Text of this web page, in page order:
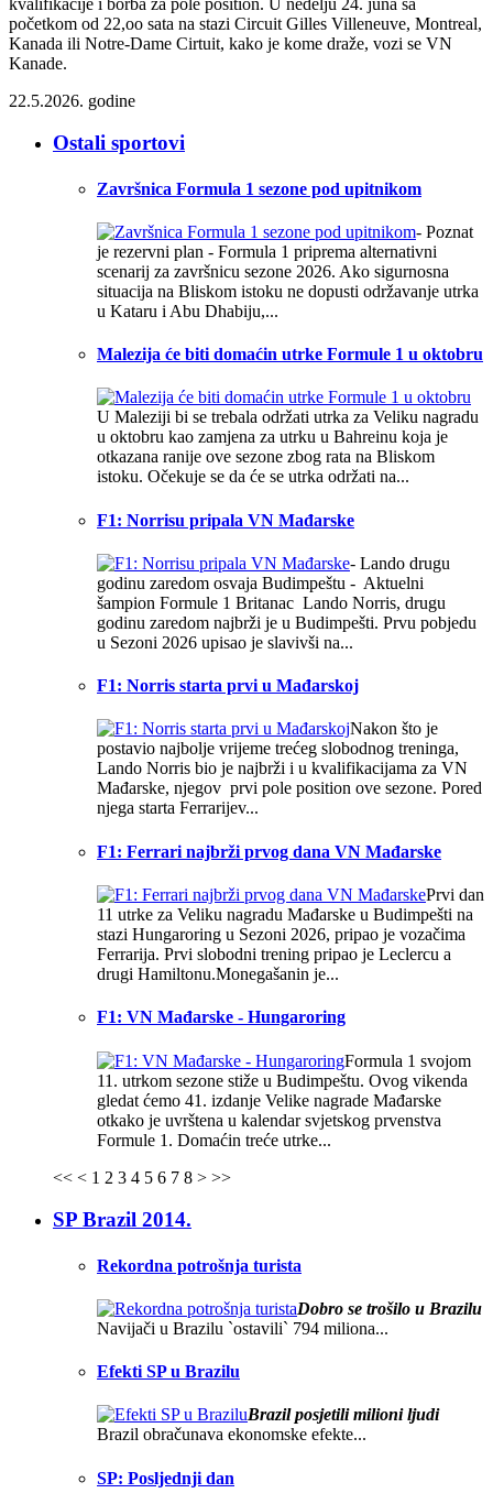
početkom od 22,oo sata na stazi Circuit Gilles Villeneuve, Montreal,
Kanada ili Notre-Dame Cirtuit, kako je kome draže, vozi se VN
Kanade.
22.5.2026. godine
Ostali sportovi
Završnica Formula 1 sezone pod upitnikom
- Poznat
je rezervni plan - Formula 1 priprema alternativni
scenarij za završnicu sezone 2026. Ako sigurnosna
situacija na Bliskom istoku ne dopusti održavanje utrka
u Kataru i Abu Dhabiju,...
Malezija će biti domaćin utrke Formule 1 u oktobru
U Maleziji bi se trebala održati utrka za Veliku nagradu
u oktobru kao zamjena za utrku u Bahreinu koja je
otkazana ranije ove sezone zbog rata na Bliskom
istoku. Očekuje se da će se utrka održati na...
F1: Norrisu pripala VN Mađarske
- Lando drugu
godinu zaredom osvaja Budimpeštu - Aktuelni
šampion Formule 1 Britanac Lando Norris, drugu
godinu zaredom najbrži je u Budimpešti. Prvu pobjedu
u Sezoni 2026 upisao je slavivši na...
F1: Norris starta prvi u Mađarskoj
Nakon što je
postavio najbolje vrijeme trećeg slobodnog treninga,
Lando Norris bio je najbrži i u kvalifikacijama za VN
Mađarske, njegov prvi pole position ove sezone. Pored
njega starta Ferrarijev...
F1: Ferrari najbrži prvog dana VN Mađarske
Prvi dan
11 utrke za Veliku nagradu Mađarske u Budimpešti na
stazi Hungaroring u Sezoni 2026, pripao je vozačima
Ferrarija. Prvi slobodni trening pripao je Leclercu a
drugi Hamiltonu.Monegašanin je...
F1: VN Mađarske - Hungaroring
Formula 1 svojom
11. utrkom sezone stiže u Budimpeštu. Ovog vikenda
gledat ćemo 41. izdanje Velike nagrade Mađarske
otkako je uvrštena u kalendar svjetskog prvenstva
Formule 1. Domaćin treće utrke...
<< < 1 2 3 4 5 6 7 8 > >>
SP Brazil 2014.
Rekordna potrošnja turista
Dobro se trošilo u Brazilu
Navijači u Brazilu `ostavili` 794 miliona...
Efekti SP u Brazilu
Brazil posjetili milioni ljudi
Brazil obračunava ekonomske efekte...
SP: Posljednji dan